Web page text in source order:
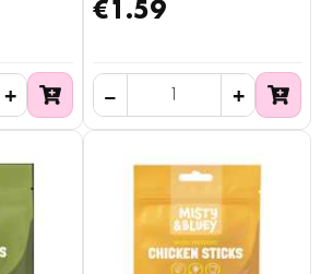
€1.59